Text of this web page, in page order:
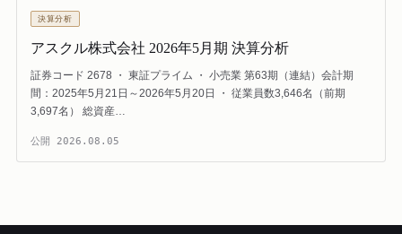
決算分析
アスクル株式会社 2026年5月期 決算分析
証券コード 2678 ・ 東証プライム ・ 小売業 第63期（連結）会計期
間：2025年5月21日～2026年5月20日 ・ 従業員数3,646名（前期
3,697名） 総資産…
公開 2026.08.05